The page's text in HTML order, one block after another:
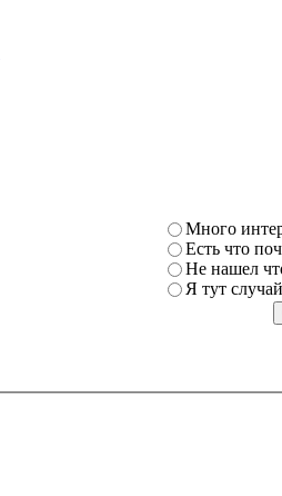
Много
Есть что
Не нашел
Я тут